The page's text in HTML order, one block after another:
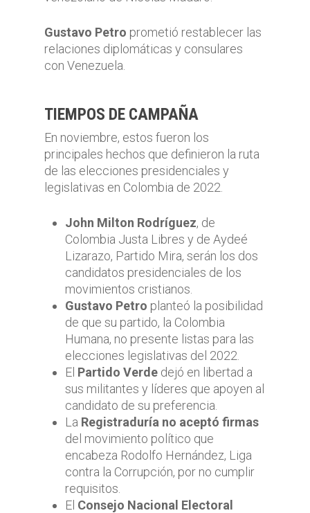
Gustavo Petro prometió restablecer las
relaciones diplomáticas y consulares
con Venezuela.
TIEMPOS DE CAMPAÑA
En noviembre, estos fueron los
principales hechos que definieron la ruta
de las elecciones presidenciales y
legislativas en Colombia de 2022.
John Milton Rodríguez, de
Colombia Justa Libres y de Aydeé
Lizarazo, Partido Mira, serán los dos
candidatos presidenciales de los
movimientos cristianos.
Gustavo Petro planteó la posibilidad
de que su partido, la Colombia
Humana, no presente listas para las
elecciones legislativas del 2022.
El Partido Verde dejó en libertad a
sus militantes y líderes que apoyen al
candidato de su preferencia.
La Registraduría no aceptó firmas
del movimiento político que
encabeza Rodolfo Hernández, Liga
contra la Corrupción, por no cumplir
requisitos.
El Consejo Nacional Electoral